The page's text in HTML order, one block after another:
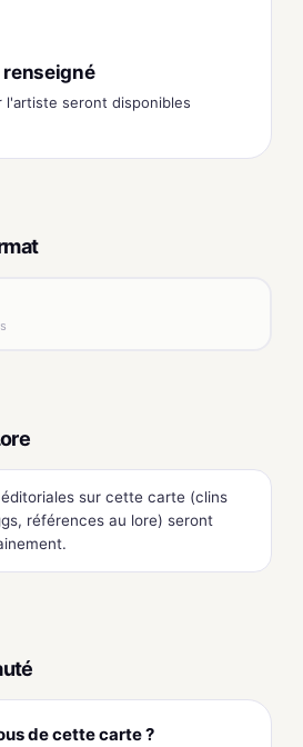
l'artiste seront disponibles
sur cette carte (clins
références au lore) seront
de cette carte ?